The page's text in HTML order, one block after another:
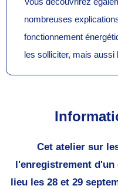
nombreuses
fonctionnement
les solliciter, mais aussi
Cet atelier sur
l'enregistrement
lieu les 28 et 29